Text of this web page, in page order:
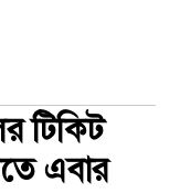
টিকিট
এবার